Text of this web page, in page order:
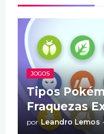
JOGOS
Tipos
Fraquezas
por Leandro Lemos